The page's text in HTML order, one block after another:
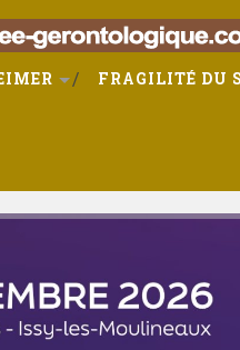
FRAGILITÉ DU